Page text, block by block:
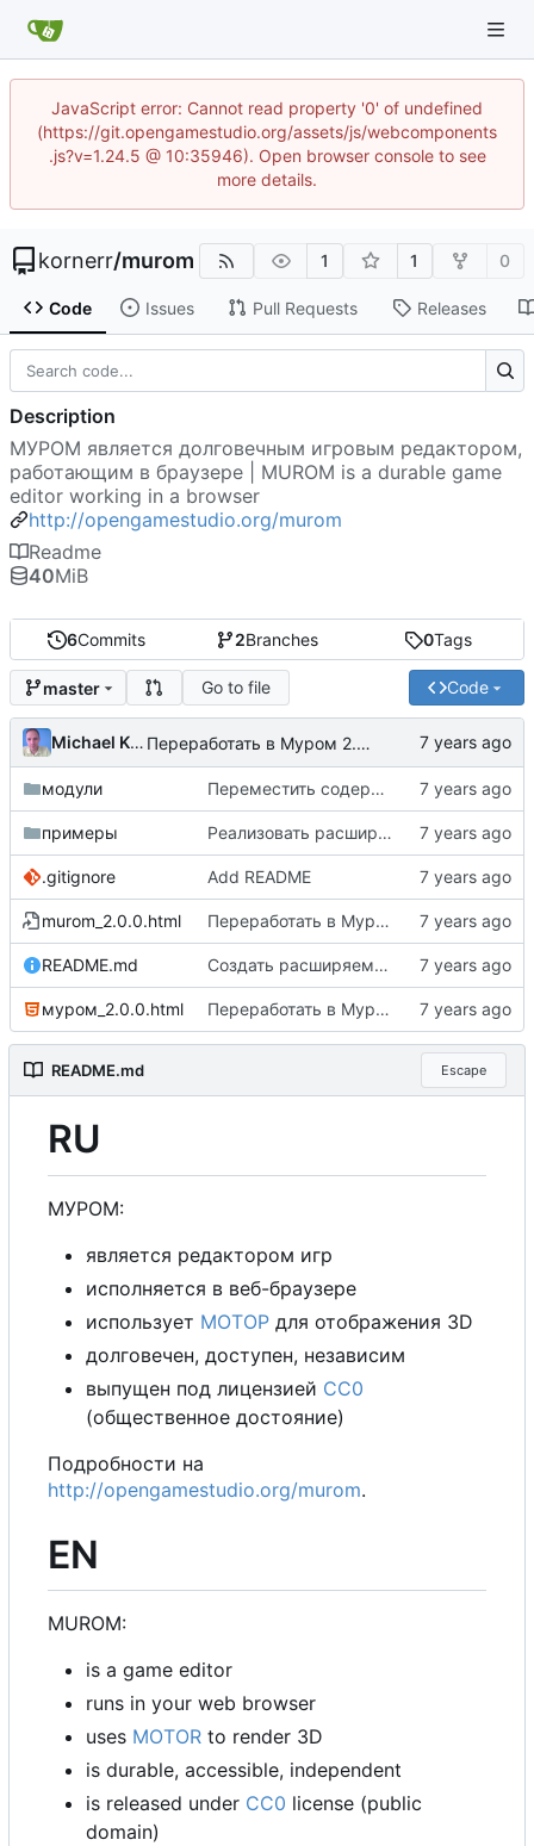
JavaScript error: Cannot read property '0' of undefined
(https://git.opengamestudio.org/assets/js/webcomponents
.js?v=1.24.5 @ 10:35946). Open browser console to see
more details.
kornerr/murom 1 1 0
Code Issues Pull Requests Releases
6Commits 2Branches 0Tags
master Go to file Code
Michael Kapelko Переработать в Муром 2.0.0
модули Переместить содержимое муром.файл и муром.лпо в муром.база
примеры Реализовать расширяемую платформу Муром 1.2 с панелью управления 1.0.0
.gitignore Add README
murom_2.0.0.html Переработать в Муром 2.0.0
README.md Создать расширяемую платформу в качестве основы мурома 1.2
муром_2.0.0.html Переработать в Муром 2.0.0
README.md Escape
RU
МУРОМ:
является редактором игр
исполняется в веб-браузере
использует МОТОР для отображения 3D
долговечен, доступен, независим
выпущен под лицензией CC0
(общественное достояние)
Подробности на
http://opengamestudio.org/murom.
EN
MUROM:
is a game editor
runs in your web browser
uses MOTOR to render 3D
is durable, accessible, independent
is released under CC0 license (public
domain)
Description
МУРОМ является долговечным игровым редактором,
работающим в браузере | MUROM is a durable game
editor working in a browser
http://opengamestudio.org/murom
Readme
40MiB